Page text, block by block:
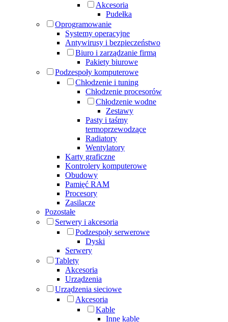
Akcesoria
Pudełka
Oprogramowanie
Systemy operacyjne
Antywirusy i bezpieczeństwo
Biuro i zarządzanie firmą
Pakiety biurowe
Podzespoły komputerowe
Chłodzenie i tuning
Chłodzenie procesorów
Chłodzenie wodne
Zestawy
Pasty i taśmy
termoprzewodzące
Radiatory
Wentylatory
Karty graficzne
Kontrolery komputerowe
Obudowy
Pamięć RAM
Procesory
Zasilacze
Pozostałe
Serwery i akcesoria
Podzespoły serwerowe
Dyski
Serwery
Tablety
Akcesoria
Urządzenia
Urządzenia sieciowe
Akcesoria
Kable
Inne kable